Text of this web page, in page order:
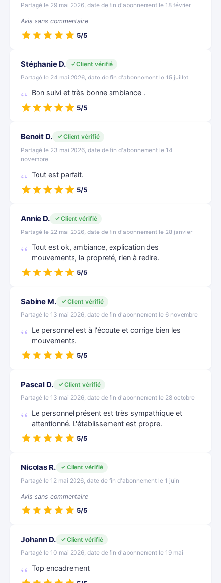
Partagé le 29 mai 2026, date de fin d'abonnement le 18 février
Avis sans commentaire
5/5
Stéphanie D.
Client vérifié
Partagé le 24 mai 2026, date de fin d'abonnement le 15 juillet
Bon suivi et très bonne ambiance .
5/5
Benoit D.
Client vérifié
Partagé le 23 mai 2026, date de fin d'abonnement le 14
novembre
Tout est parfait.
5/5
Annie D.
Client vérifié
Partagé le 22 mai 2026, date de fin d'abonnement le 28 janvier
Tout est ok, ambiance, explication des
mouvements, la propreté, rien à redire.
5/5
Sabine M.
Client vérifié
Partagé le 13 mai 2026, date de fin d'abonnement le 6 novembre
Le personnel est à l'écoute et corrige bien les
mouvements.
5/5
Pascal D.
Client vérifié
Partagé le 13 mai 2026, date de fin d'abonnement le 28 octobre
Le personnel présent est très sympathique et
attentionné. L'établissement est propre.
5/5
Nicolas R.
Client vérifié
Partagé le 12 mai 2026, date de fin d'abonnement le 1 juin
Avis sans commentaire
5/5
Johann D.
Client vérifié
Partagé le 10 mai 2026, date de fin d'abonnement le 19 mai
Top encadrement